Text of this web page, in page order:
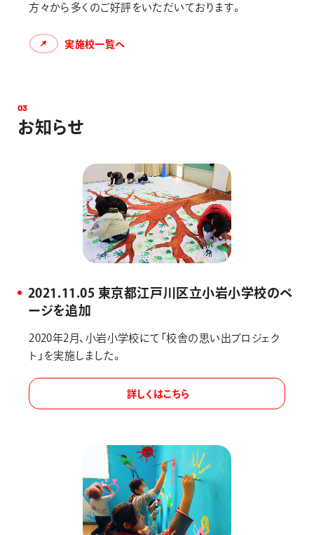
方々から多くのご好評をいただいております。
実施校一覧へ
03
お知 らせ
2021.11.05 東京都江戸川区立小岩小学校のペ
ージを追加
2020年2月、小岩小学校にて「校舎の思い出プロジェク
ト」を実施しました。
詳しくはこちら